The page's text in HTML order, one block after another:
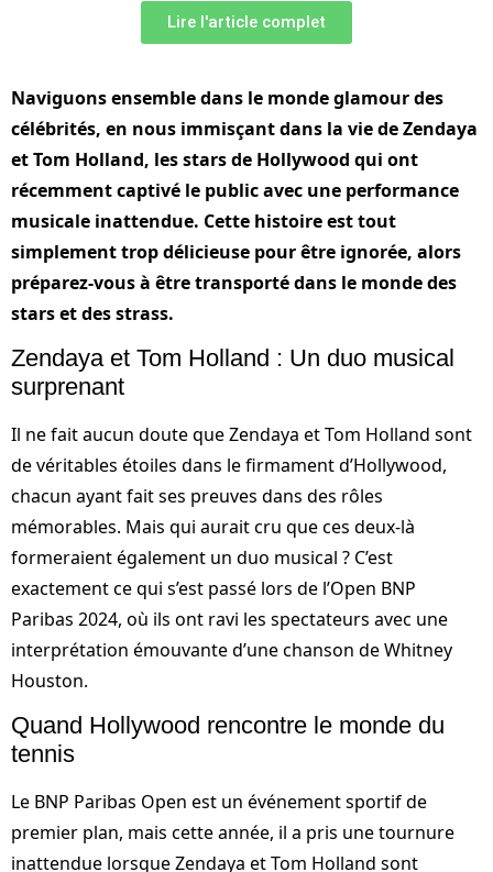
Lire l'article complet
Naviguons ensemble dans le monde glamour des
célébrités, en nous immisçant dans la vie de Zendaya
et Tom Holland, les stars de Hollywood qui ont
récemment captivé le public avec une performance
musicale inattendue. Cette histoire est tout
simplement trop délicieuse pour être ignorée, alors
préparez-vous à être transporté dans le monde des
stars et des strass.
Zendaya et Tom Holland : Un duo musical
surprenant
Il ne fait aucun doute que Zendaya et Tom Holland sont
de véritables étoiles dans le firmament d’Hollywood,
chacun ayant fait ses preuves dans des rôles
mémorables. Mais qui aurait cru que ces deux-là
formeraient également un duo musical ? C’est
exactement ce qui s’est passé lors de l’Open BNP
Paribas 2024, où ils ont ravi les spectateurs avec une
interprétation émouvante d’une chanson de Whitney
Houston.
Quand Hollywood rencontre le monde du
tennis
Le BNP Paribas Open est un événement sportif de
premier plan, mais cette année, il a pris une tournure
inattendue lorsque Zendaya et Tom Holland sont